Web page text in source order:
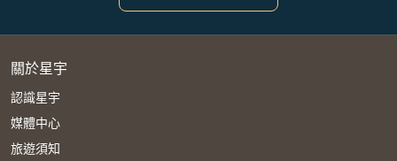
關於星宇
認識星宇
媒體中心
旅遊須知